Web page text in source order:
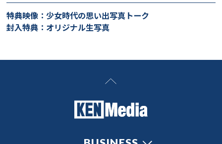
特典映像：少女時代の思い出写真トーク
封入特典：オリジナル生写真